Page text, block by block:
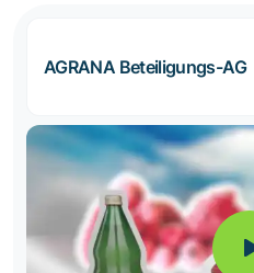
AGRANA Beteiligungs-AG